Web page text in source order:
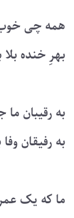
همه چی خوب
بهرِ خنده
به رقیبان ما
به رفیقان
ما که یک